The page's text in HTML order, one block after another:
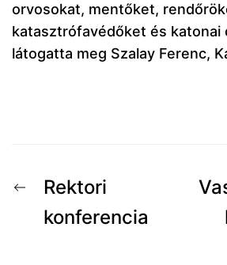
orvosokat, mentőket,
katasztrófavédőket és katonai
látogatta meg Szalay Ferenc,
Bejegyzés
navigáció
ElőzőRektori
konferencia